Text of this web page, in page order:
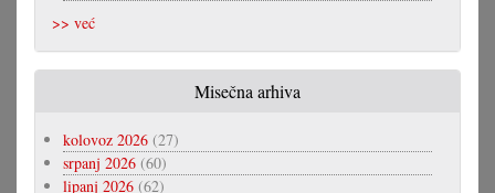
>> već
Misečna arhiva
kolovoz 2026 (27)
srpanj 2026 (60)
lipanj 2026 (62)